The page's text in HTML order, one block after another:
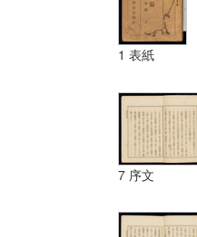
1 表紙
7 序文